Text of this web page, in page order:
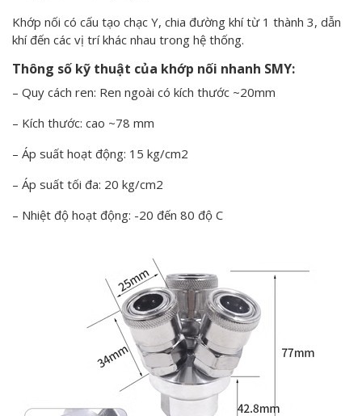
Khớp nối có cấu tạo chạc Y, chia đường khí từ 1 thành 3, dẫn
khí đến các vị trí khác nhau trong hệ thống.
Thông số kỹ thuật của khớp nối nhanh SMY:
– Quy cách ren: Ren ngoài có kích thước ~20mm
– Kích thước: cao ~78 mm
– Áp suất hoạt động: 15 kg/cm2
– Áp suất tối đa: 20 kg/cm2
– Nhiệt độ hoạt động: -20 đến 80 độ C